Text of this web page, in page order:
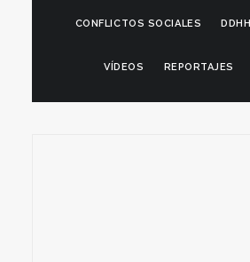
CONFLICTOS SOCIALES DDHH
VÍDEOS REPORTAJES